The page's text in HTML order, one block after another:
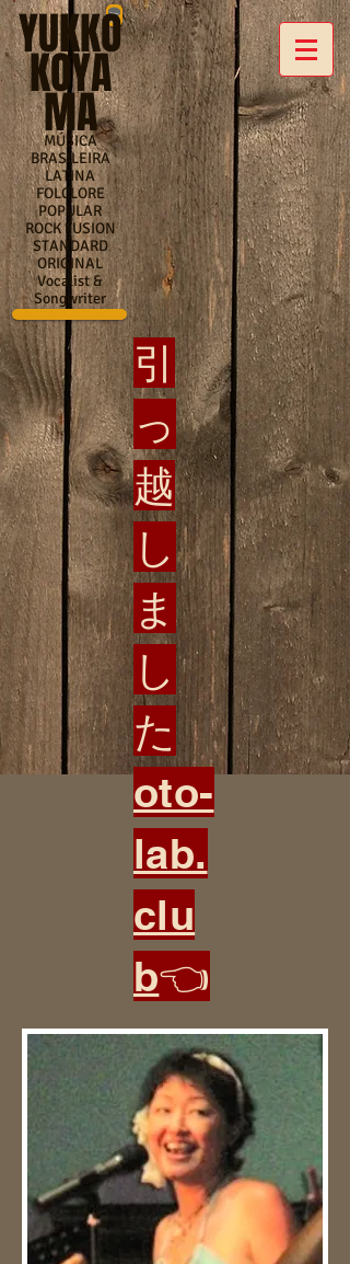
YUKKO
KOYA
MA
MÚSICA
BRASILEIRA
LATINA
FOLCLORE
POPULAR
ROCK FUSION
STANDARD
ORIGINAL
Vocalist &
Songwriter
引
っ
越
し
ま
し
た
oto-
lab.
clu
b👈